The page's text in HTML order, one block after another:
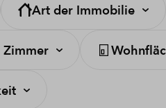
Art der Immobilie
Zimmer